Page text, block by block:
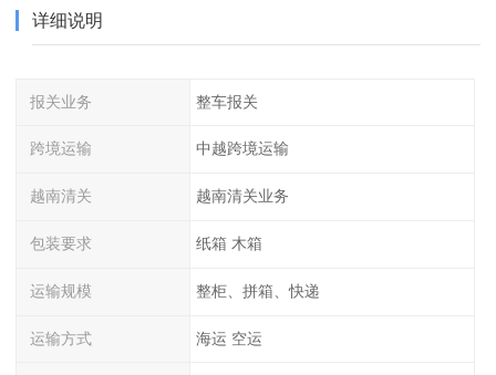
详细说明
报关业务 整车报关
跨境运输 中越跨境运输
越南清关 越南清关业务
包装要求 纸箱 木箱
运输规模 整柜、拼箱、快递
运输方式 海运 空运